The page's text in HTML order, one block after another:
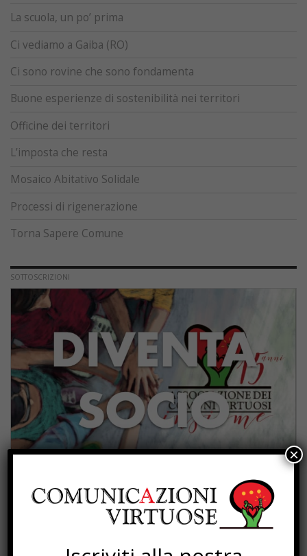
La scuola, un po’ prima
Ci vediamo a Gaiba (RO)
Ci sono rovine che sono fondamenta
Buone esperienze di sostenibilità nei territori
Officine dei territori
L’imposta che resta
Mosaico Abitativo Solidale
Processi di rigenerazione
Torna Sapere Comune
SOTTOSCRIZIONI
×